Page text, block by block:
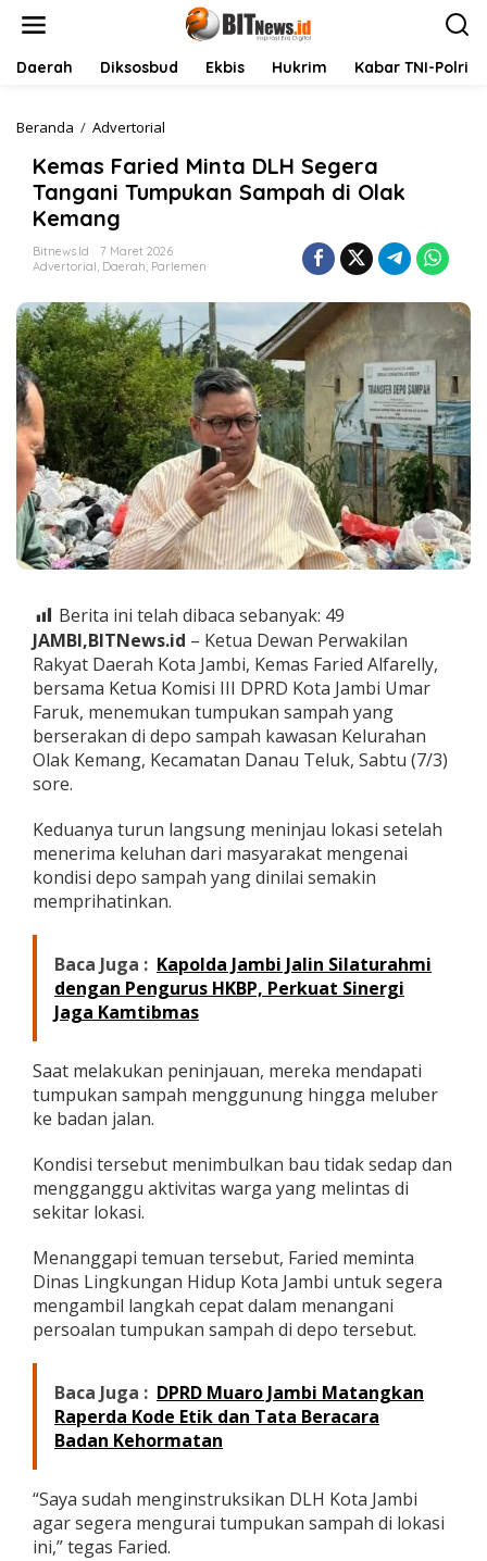
Daerah Diksosbud Ekbis Hukrim Kabar TNI-Polri
Beranda / Advertorial
m
a
s
a
r
e
d
M
i
n
t
a
D
L
H
S
e
g
e
T
a
n
g
a
n
i
T
u
u
k
a
n
S
p
a
h
d
O
a
e
m
Kemas Faried Minta DLH Segera
Tangani Tumpukan Sampah di Olak
Kemang
Bitnews.id
7 Maret 2026
Advertorial, Daerah, Parlemen
Berita ini telah dibaca sebanyak: 49
JAMBI,BITNews.id – Ketua Dewan Perwakilan
Rakyat Daerah Kota Jambi, Kemas Faried Alfarelly,
bersama Ketua Komisi III DPRD Kota Jambi Umar
Faruk, menemukan tumpukan sampah yang
berserakan di depo sampah kawasan Kelurahan
Olak Kemang, Kecamatan Danau Teluk, Sabtu (7/3)
sore.
Keduanya turun langsung meninjau lokasi setelah
menerima keluhan dari masyarakat mengenai
kondisi depo sampah yang dinilai semakin
memprihatinkan.
Baca Juga : Kapolda Jambi Jalin Silaturahmi
dengan Pengurus HKBP, Perkuat Sinergi
Jaga Kamtibmas
Saat melakukan peninjauan, mereka mendapati
tumpukan sampah menggunung hingga meluber
ke badan jalan.
Kondisi tersebut menimbulkan bau tidak sedap dan
mengganggu aktivitas warga yang melintas di
sekitar lokasi.
Menanggapi temuan tersebut, Faried meminta
Dinas Lingkungan Hidup Kota Jambi untuk segera
mengambil langkah cepat dalam menangani
persoalan tumpukan sampah di depo tersebut.
Baca Juga : DPRD Muaro Jambi Matangkan
Raperda Kode Etik dan Tata Beracara
Badan Kehormatan
“Saya sudah menginstruksikan DLH Kota Jambi
agar segera mengurai tumpukan sampah di lokasi
ini,” tegas Faried.